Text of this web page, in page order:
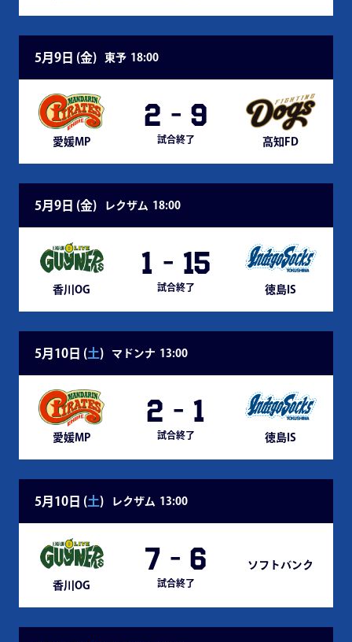
5月9日 (金) 東予 18:00
愛媛MP
2 - 9
試合終了 高知FD
5月9日 (金) レクザム 18:00
香川OG
1 - 15
試合終了 徳島IS
5月10日 (土) マドンナ 13:00
愛媛MP
2 - 1
試合終了 徳島IS
5月10日 (土) レクザム 13:00
香川OG
7 - 6
試合終了
ソフトバンク